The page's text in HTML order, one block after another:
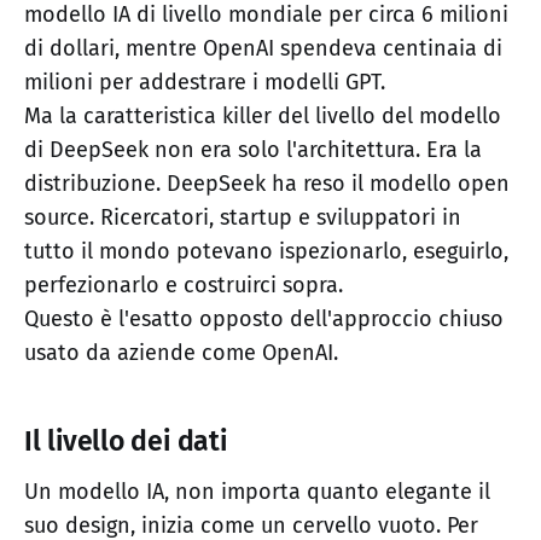
modello IA di livello mondiale per circa 6 milioni
di dollari, mentre OpenAI spendeva centinaia di
milioni per addestrare i modelli GPT.
Ma la caratteristica killer del livello del modello
di DeepSeek non era solo l'architettura. Era la
distribuzione. DeepSeek ha reso il modello open
source. Ricercatori, startup e sviluppatori in
tutto il mondo potevano ispezionarlo, eseguirlo,
perfezionarlo e costruirci sopra.
Questo è l'esatto opposto dell'approccio chiuso
usato da aziende come OpenAI.
Il livello dei dati
Un modello IA, non importa quanto elegante il
suo design, inizia come un cervello vuoto. Per